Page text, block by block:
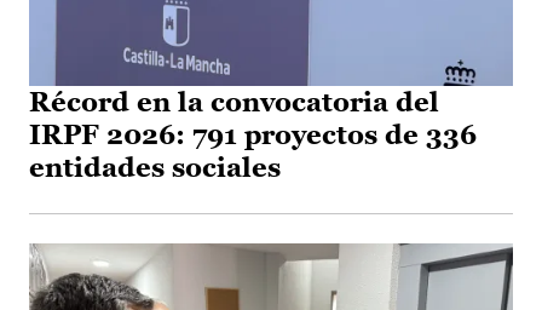
Récord en la convocatoria del
IRPF 2026: 791 proyectos de 336
entidades sociales